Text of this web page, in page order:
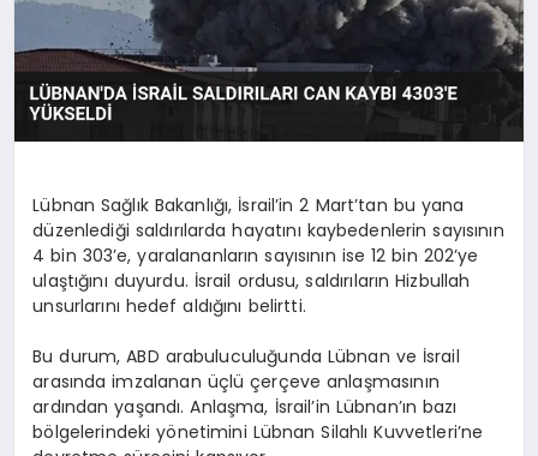
TEKNOLOJI
Lübnan Sağlık Bakanlığı, İsrail’in 2 Mart’tan bu yana
düzenlediği saldırılarda hayatını kaybedenlerin sayısının
4 bin 303’e, yaralananların sayısının ise 12 bin 202’ye
ulaştığını duyurdu. İsrail ordusu, saldırıların Hizbullah
unsurlarını hedef aldığını belirtti.
Bu durum, ABD arabuluculuğunda Lübnan ve İsrail
arasında imzalanan üçlü çerçeve anlaşmasının
ardından yaşandı. Anlaşma, İsrail’in Lübnan’ın bazı
bölgelerindeki yönetimini Lübnan Silahlı Kuvvetleri’ne